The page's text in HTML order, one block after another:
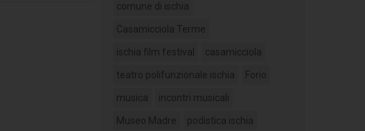
comune di ischia
Casamicciola Terme
ischia film festival casamicciola
teatro polifunzionale ischia Forio
musica incontri musicali
Museo Madre podistica ischia